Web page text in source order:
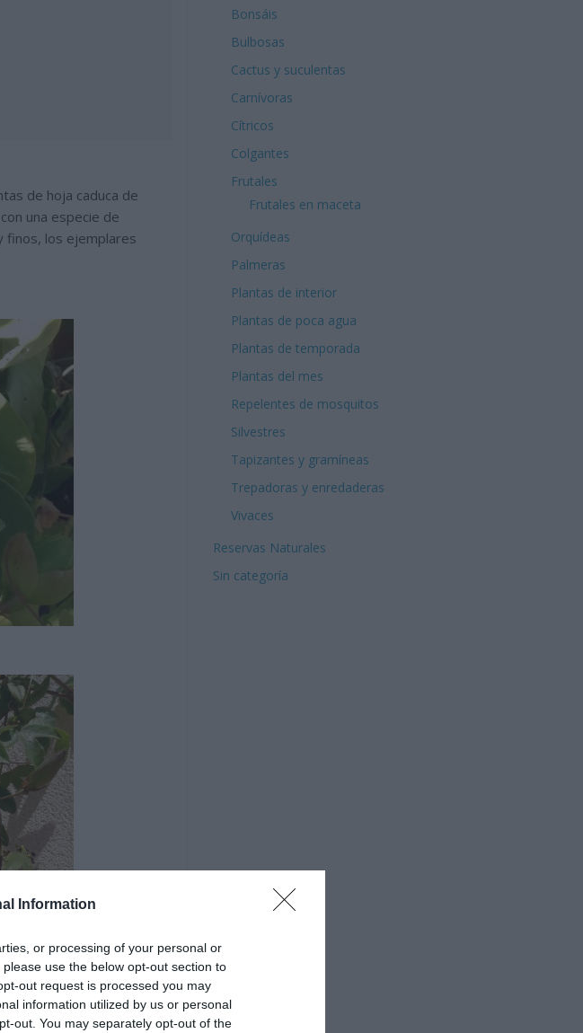
Information
or processing of your personal or
use the below opt-out section to
out request is processed you may
information utilized by us or personal
out. You may separately opt-out of the
de hoja caduca de
una especie de
finos, los ejemplares
Bonsáis
Bulbosas
Cactus y suculentas
Carnívoras
Cítricos
Colgantes
Frutales
Frutales en maceta
Orquídeas
Palmeras
Plantas de interior
Plantas de poca agua
Plantas de temporada
Plantas del mes
Repelentes de mosquitos
Silvestres
Tapizantes y gramíneas
Trepadoras y enredaderas
Vivaces
Reservas Naturales
Sin categoría